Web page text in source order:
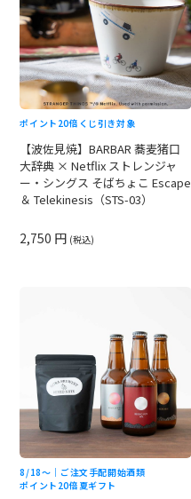
ポイント20倍 くじ引き対象
【波佐見焼】BARBAR 蕎麦猪口
大辞典 × Netflix ストレンジャ
ー・シングス そばちょこ Escape
＆ Telekinesis（STS-03）
2,750 円 (税込)
8/18〜｜ご注文手配開始酒類
ポイント20倍 夏ギフト